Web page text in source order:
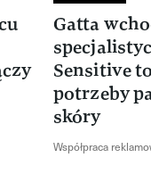
Gatta
Sensitive
potrzeby
skóry
Współpraca